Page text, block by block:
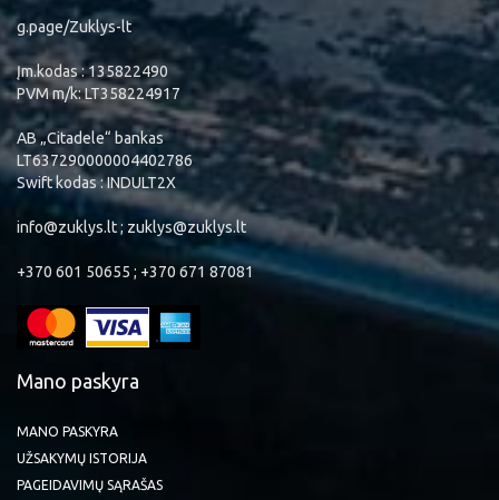
g.page/Zuklys-lt
Įm.kodas : 135822490
PVM m/k: LT358224917
AB „Citadele“ bankas
LT637290000004402786
Swift kodas : INDULT2X
info@zuklys.lt ; zuklys@zuklys.lt
+370 601 50655 ; +370 671 87081
Mano paskyra
MANO PASKYRA
UŽSAKYMŲ ISTORIJA
PAGEIDAVIMŲ SĄRAŠAS